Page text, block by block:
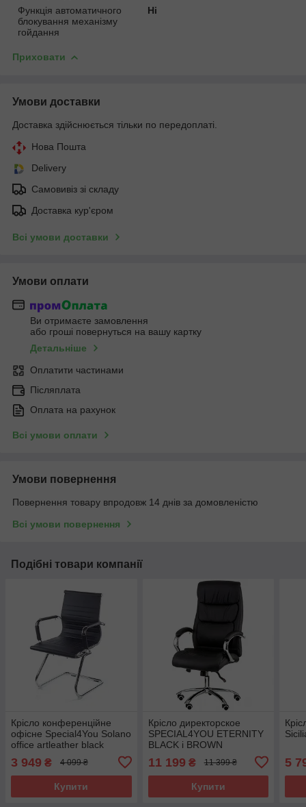
Функція автоматичного
блокування механізму
гойдання
Ні
Приховати
Умови доставки
Доставка здійснюється тільки по передоплаті.
Нова Пошта
Delivery
Самовивіз зі складу
Доставка кур'єром
Всі умови доставки
Умови оплати
Ви отримаєте замовлення
або гроші повернуться на вашу картку
Детальніше
Оплатити частинами
Післяплата
Оплата на рахунок
Всі умови оплати
Умови повернення
Повернення товару впродовж 14 днів за домовленістю
Всі умови повернення
Подібні товари компанії
Крісло конференційне
офісне Special4You Solano
office artleather black
3 949 ₴ 4 099 ₴
Купити
Крісло директорское
SPECIAL4YOU ETERNITY
BLACK і BROWN
11 199 ₴ 11 399 ₴
Купити
5